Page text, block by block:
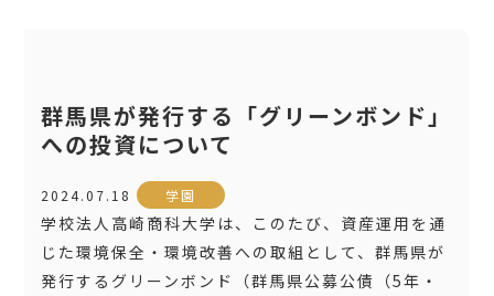
群馬県が発行する「グリーンボンド」
への投資について
2024.07.18 学園
学校法人高崎商科大学は、このたび、資産運用を通
じた環境保全・環境改善への取組として、群馬県が
発行するグリーンボンド（群馬県公募公債（5年・